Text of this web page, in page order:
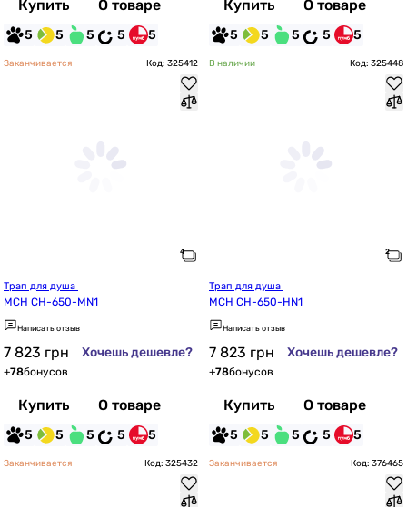
Купить О товаре
5 5 5 5 5
Купить О товаре
5 5 5 5 5
Заканчивается Код: 325412
MCH CH-650-MN1
Написать отзыв
7 823 грн Хочешь дешевле?
+78бонусов
Купить О товаре
5 5 5 5 5
В наличии Код: 325448
MCH CH-650-HN1
Написать отзыв
7 823 грн Хочешь дешевле?
+78бонусов
Купить О товаре
5 5 5 5 5
Заканчивается Код: 325432 Заканчивается Код: 376465